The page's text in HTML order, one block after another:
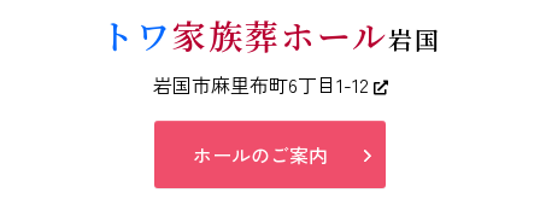
トワ家族葬ホール岩国
岩国市麻里布町6丁目1-12
ホールのご案内